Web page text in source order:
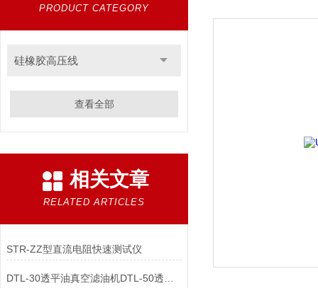
PRODUCT CATEGORY
硅橡胶高压线
查看全部
相关文章
RELATED ARTICLES
STR-ZZ型直流电阻快速测试仪